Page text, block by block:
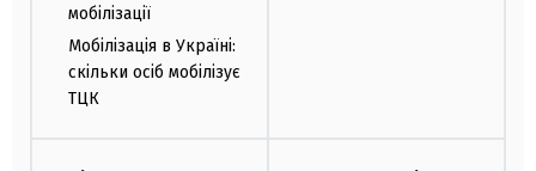
мобілізації
Мобілізація в Україні:
скільки осіб мобілізує
ТЦК